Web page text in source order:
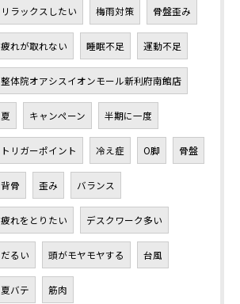
リラックスしたい 梅雨対策 骨盤歪み
疲れが取れない 睡眠不足 運動不足
整体院オアシスイオンモール新利府南館店
夏 キャンペーン 半期に一度
トリガーポイント 冷え症 O脚 骨盤
背骨 歪み バランス
疲れをとりたい デスクワーク多い
だるい 頭がモヤモヤする 台風
夏バテ 筋肉